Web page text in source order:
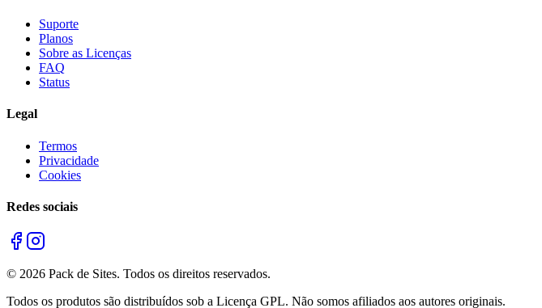
Suporte
Planos
Sobre as Licenças
FAQ
Status
Legal
Termos
Privacidade
Cookies
Redes sociais
© 2026 Pack de Sites. Todos os direitos reservados.
Todos os produtos são distribuídos sob a Licença GPL. Não somos afiliados aos autores originais.